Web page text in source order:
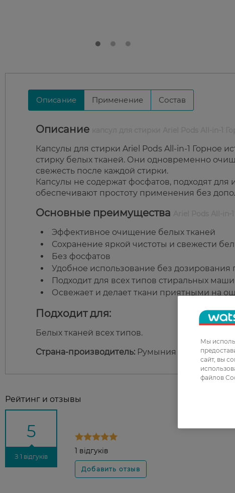
Описание Применение Состав
Описание
Капсулы для стирки Ariel Pods All-in-1 Горное
стирку белых тканей. Они одновременно
свежесть после каждой стирки.
Капсулы не содержат фосфатов, подходят
обеспечивают простоту применения без
Основные преимущества
Эффективное очищение белых тканей
Сохранение яркой чистоты и свежести
Без фосфатов
Удобное использование без дозирования
Подходит для всех типов стиральных
Освежает и делает ткани приятными на
Подходит для:
Белых тканей всех типов.
Страна-производитель: Румыния
Рейтинг и отзывы
5
З 1 відгуків
1 відгуків
Мы
сайт, вы
файлов